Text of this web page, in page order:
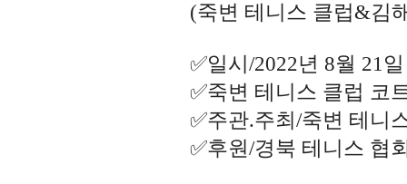
(죽변 테니스 클럽&김
✅일시/2022년 8월 21
✅죽변 테니스 클럽 코
✅주관.주최/죽변 테니
✅후원/경북 테니스 협